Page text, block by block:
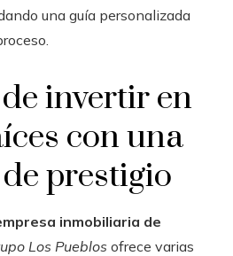
una guía personalizada
invertir en
con una
prestigio
inmobiliaria de
Los Pueblos ofrece varias